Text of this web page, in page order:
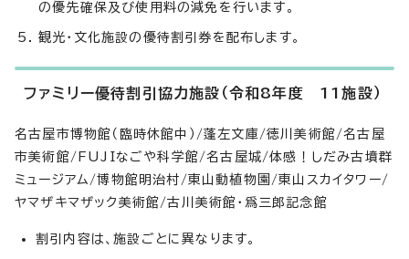
の優先確保及び使用料の減免を行います。
観光・文化施設の優待割引券を配布します。
ファミリー優待割引協力施設（令和8年度 11施設）
名古屋市博物館（臨時休館中）/蓬左文庫/徳川美術館/名古屋
市美術館/FUJIなごや科学館/名古屋城/体感！しだみ古墳群
ミュージアム/博物館明治村/東山動植物園/東山スカイタワー/
ヤマザキマザック美術館/古川美術館・爲三郎記念館
割引内容は、施設ごとに異なります。